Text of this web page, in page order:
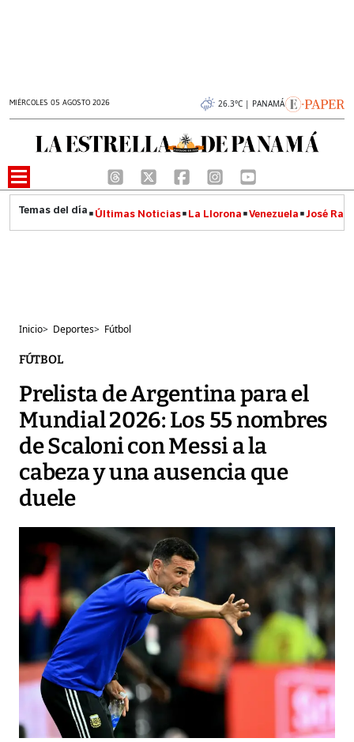
MIÉRCOLES 05 AGOSTO 2026 26.3°C | PANAMÁ
Últimas Noticias La Llorona Venezuela José
Inicio> Deportes> Fútbol
FÚTBOL
Prelista de Argentina para el
Mundial 2026: Los 55 nombres
de Scaloni con Messi a la
cabeza y una ausencia que
duele